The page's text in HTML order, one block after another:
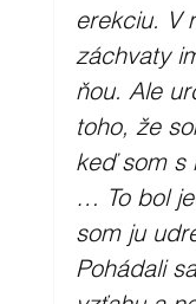
erekciu. V
záchvaty
ňou. Ale
toho, že
keď som s
… To bol
som ju
Pohádali